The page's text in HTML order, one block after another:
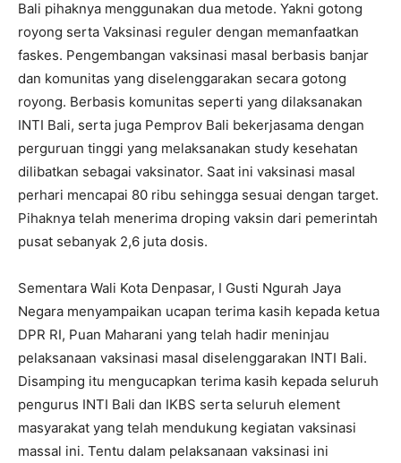
Bali pihaknya menggunakan dua metode. Yakni gotong
royong serta Vaksinasi reguler dengan memanfaatkan
faskes. Pengembangan vaksinasi masal berbasis banjar
dan komunitas yang diselenggarakan secara gotong
royong. Berbasis komunitas seperti yang dilaksanakan
INTI Bali, serta juga Pemprov Bali bekerjasama dengan
perguruan tinggi yang melaksanakan study kesehatan
dilibatkan sebagai vaksinator. Saat ini vaksinasi masal
perhari mencapai 80 ribu sehingga sesuai dengan target.
Pihaknya telah menerima droping vaksin dari pemerintah
pusat sebanyak 2,6 juta dosis.
Sementara Wali Kota Denpasar, I Gusti Ngurah Jaya
Negara menyampaikan ucapan terima kasih kepada ketua
DPR RI, Puan Maharani yang telah hadir meninjau
pelaksanaan vaksinasi masal diselenggarakan INTI Bali.
Disamping itu mengucapkan terima kasih kepada seluruh
pengurus INTI Bali dan IKBS serta seluruh element
masyarakat yang telah mendukung kegiatan vaksinasi
massal ini. Tentu dalam pelaksanaan vaksinasi ini